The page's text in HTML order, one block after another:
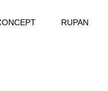
RUPAN